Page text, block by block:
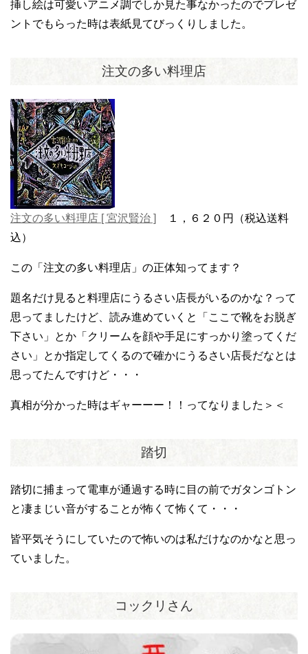
挿し絵は可愛いアニメ調でしか見た事なかったのでプレゼ
ントでもらった時は表紙見てびっくりしました。
注文の多い料理店
注文の多い料理店 [ 宮沢賢治 ]
１，６２０円（税込送料
込）
この「注文の多い料理店」の正体知ってます？
題名だけ見ると料理店にうるさい店長がいるのかな？って
思ってましたけど、読み進めていくと「ここで靴をお脱ぎ
下さい」とか「クリームを顔や手足にすっかり塗ってくだ
さい」とか指定してくるので確かにうるさい店長だなとは
思ってたんですけど・・・
真相が分かった時はギャーーー！！ってなりました＞＜
踏切
踏切に捕まって電車が通過する時に目の前でガタンゴトン
と凄まじい音がすることが怖くて怖くて・・・
皆平気そうにしていたので怖いのは私だけなのかなと思っ
ていました。
コックリさん